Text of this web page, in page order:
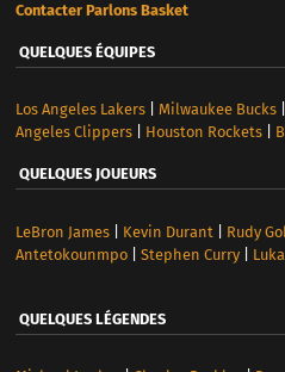
Contacter Parlons Basket
QUELQUES ÉQUIPES
Los Angeles Lakers| Milwaukee Bucks|
Angeles Clippers| Houston Rockets|
QUELQUES JOUEURS
LeBron James| Kevin Durant Rudy
Antetokounmpo| Stephen Curry|
QUELQUES LÉGENDES